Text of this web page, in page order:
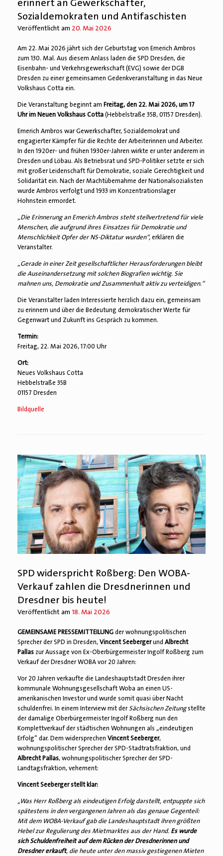
Sozialdemokraten und Antifaschisten
Veröffentlicht am 20. Mai 2026
Am 22. Mai 2026 jährt sich der Geburtstag von Emerich Ambros
zum 130. Mal. Aus diesem Anlass laden die SPD Dresden, die
Eisenbahn- und Verkehrsgewerkschaft (EVG) sowie der DGB
Dresden zu einer gemeinsamen Gedenkveranstaltung in das Neue
Volkshaus Cotta ein.
Die Veranstaltung beginnt am Freitag, den 22. Mai 2026, um 17
Uhr im Neuen Volkshaus Cotta(Hebbelstraße 35B, 01157 Dresden).
Emerich Ambros war Gewerkschafter, Sozialdemokrat und
engagierter Kämpfer für die Rechte der Arbeiterinnen und Arbeiter.
In den 1920er- und frühen 1930er-Jahren wirkte er unter anderem in
Dresden und Löbau. Als Betriebsrat und SPD-Politiker setzte er sich
mit großer Leidenschaft für Demokratie, soziale Gerechtigkeit und
Solidarität ein. Nach der Machtübernahme der Nationalsozialisten
wurde Ambros verfolgt und 1933 im Konzentrationslager
Hohnstein ermordet.
„Die Erinnerung an Emerich Ambros steht stellvertretend für viele
Menschen, die aufgrund ihres Einsatzes für Demokratie und
Menschlichkeit Opfer der NS-Diktatur wurden“,erklären die
Veranstalter.
„Gerade in einer Zeit gesellschaftlicher Herausforderungen bleibt
die Auseinandersetzung mit solchen Biografien wichtig. Sie
mahnen uns, Demokratie und Zusammenhalt aktiv zu verteidigen.“
Die Veranstalter laden Interessierte herzlich dazu ein, gemeinsam
zu erinnern und über die Bedeutung demokratischer Werte für
Gegenwart und Zukunft ins Gespräch zu kommen.
Termin:
Freitag, 22. Mai 2026, 17:00 Uhr
Ort:
Neues Volkshaus Cotta
Hebbelstraße 35B
01157 Dresden
Bildquelle
SPD widerspricht Roßberg: Den WOBA-
Verkauf zahlen die Dresdnerinnen und
Dresdner bis heute!
Veröffentlicht am 18. Mai 2026
GEMEINSAME PRESSEMITTEILUNGder wohnungspolitischen
Sprecher der SPD in Dresden,Vincent Seebergerund Albrecht
Pallas zur Aussage von Ex-Oberbürgermeister Ingolf Roßberg zum
Verkauf der Dresdner WOBA vor 20 Jahren:
Vor 20 Jahren verkaufte die Landeshauptstadt Dresden ihrer
kommunale Wohnungsgesellschaft Woba an einen US-
amerikanischen Investor und wurde somit quasi über Nacht
schuldenfrei. In einem Interview mit der Sächsischen Zeitungstellte
der damalige Oberbürgermeister Ingolf Roßberg nun den
Komplettverkauf der städtischen Wohnungen als „eindeutigen
Erfolg“ dar. Dem widersprechen Vincent Seeberger,
wohnungspolitischer Sprecher der SPD-Stadtratsfraktion, und
Albrecht Pallas, wohnungspolitischer Sprecher der SPD-
Landtagsfraktion, vehement:
Vincent Seeberger stellt klar:
„Was Herr Roßberg als eindeutigen Erfolg darstellt, entpuppte sich
spätestens in den vergangenen Jahren als das genaue Gegenteil:
Mit dem WOBA-Verkauf gab die Landeshauptstadt ihren größten
Hebel zur Regulierung des Mietmarktes aus der Hand. Es wurde
sich Schuldenfreiheit auf dem Rücken der Dresdnerinnen und
Dresdner erkauft, die heute unter den massiv gestiegenen Mieten